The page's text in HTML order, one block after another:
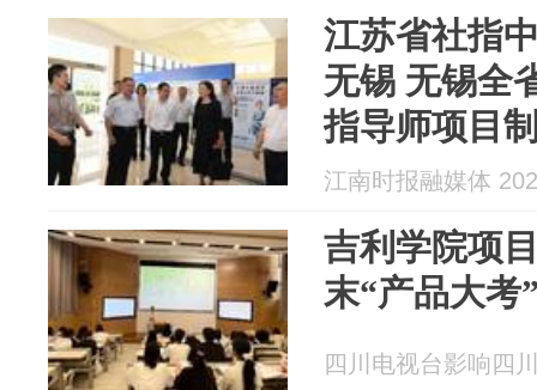
江苏省社指
无锡 无锡全
指导师项目
江南时报融媒体
吉利学院项
末“产品大考
四川电视台影响四